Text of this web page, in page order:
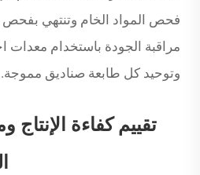
فحص المواد الخام وتنتهي بفحص
مراقبة الجودة باستخدام معدات
وتوحيد كل طابعة صناديق مموجة.
تقييم كفاءة